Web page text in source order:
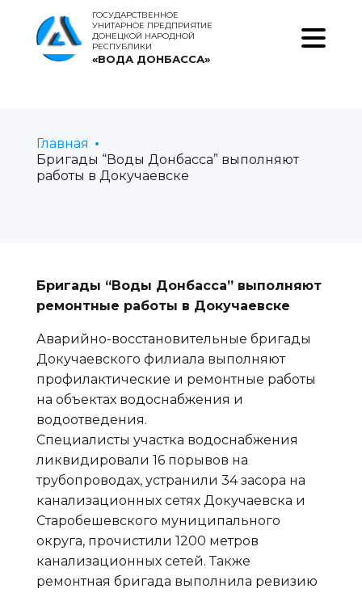
ГОСУДАРСТВЕННОЕ
УНИТАРНОЕ ПРЕДПРИЯТИЕ
ДОНЕЦКОЙ НАРОДНОЙ
РЕСПУБЛИКИ
«ВОДА ДОНБАССА»
Главная
Бригады “Воды Донбасса” выполняют
работы в Докучаевске
Бригады “Воды Донбасса” выполняют
ремонтные работы в Докучаевске
Аварийно-восстановительные бригады
Докучаевского филиала выполняют
профилактические и ремонтные работы
на объектах водоснабжения и
водоотведения.
Специалисты участка водоснабжения
ликвидировали 16 порывов на
трубопроводах, устранили 34 засора на
канализационных сетях Докучаевска и
Старобешевского муниципального
округа, прочистили 1200 метров
канализационных сетей. Также
ремонтная бригада выполнила ревизию